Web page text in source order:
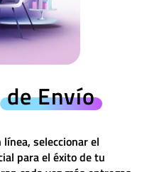
de Envío
seleccionar el
para el éxito de tu